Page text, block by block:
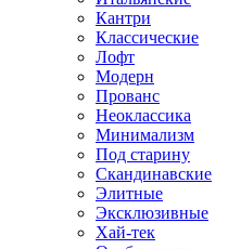
Кантри
Классические
Лофт
Модерн
Прованс
Неоклассика
Минимализм
Под старину
Скандинавские
Элитные
Эксклюзивные
Хай-тек